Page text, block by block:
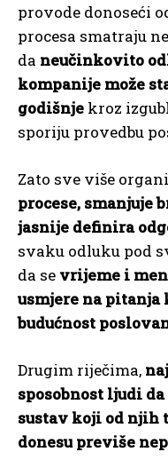
provode donoseći
procesa smatraju
da neučinkovito
kompanije može
godišnje kroz
sporiju provedbu
Zato sve više
procese, smanjuje
jasnije definira
svaku odluku pod
da se vrijeme i
usmjere na pitanja
budućnost
Drugim riječima,
sposobnost ljudi
sustav koji od njih
donesu previše